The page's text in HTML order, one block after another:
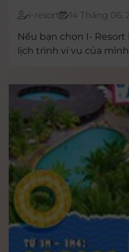
ĐẾN I-RESORT
i-resort 14 Tháng 06,
Nếu bạn chọn I-
lịch trình vi vu của
nghiệm một ngày lên
bạn nhé!